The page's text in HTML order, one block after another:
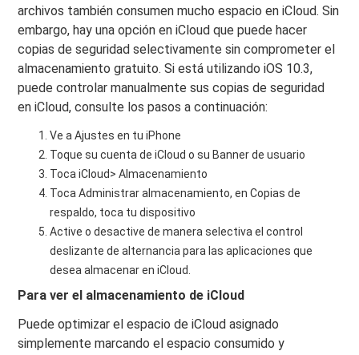
archivos también consumen mucho espacio en iCloud. Sin
embargo, hay una opción en iCloud que puede hacer
copias de seguridad selectivamente sin comprometer el
almacenamiento gratuito. Si está utilizando iOS 10.3,
puede controlar manualmente sus copias de seguridad
en iCloud, consulte los pasos a continuación:
Ve a Ajustes en tu iPhone
Toque su cuenta de iCloud o su Banner de usuario
Toca iCloud> Almacenamiento
Toca Administrar almacenamiento, en Copias de
respaldo, toca tu dispositivo
Active o desactive de manera selectiva el control
deslizante de alternancia para las aplicaciones que
desea almacenar en iCloud.
Para ver el almacenamiento de iCloud
Puede optimizar el espacio de iCloud asignado
simplemente marcando el espacio consumido y